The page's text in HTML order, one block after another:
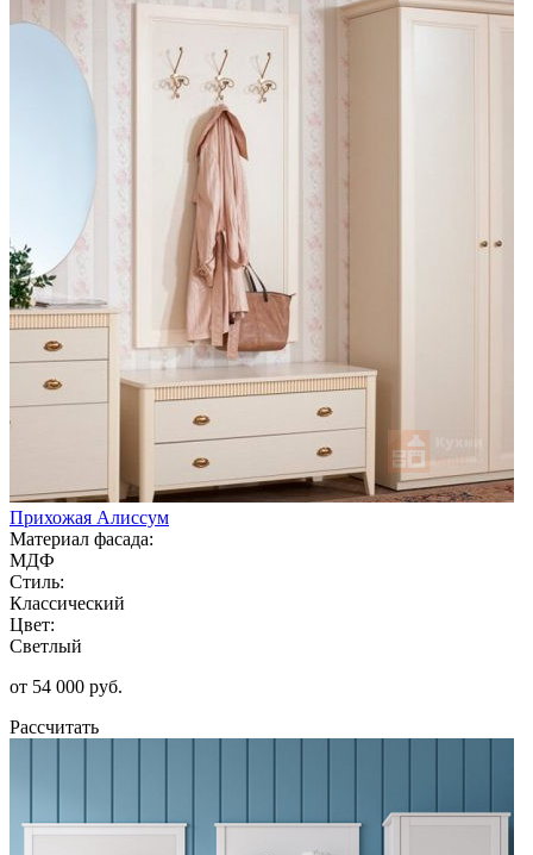
Прихожая Алиссум
Материал фасада:
МДФ
Стиль:
Классический
Цвет:
Светлый
от 54 000 руб.
Рассчитать